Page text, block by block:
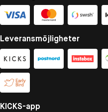
Leveransmöjligheter
KICKS-app